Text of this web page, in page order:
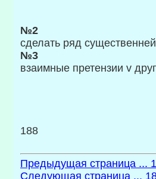
№2
сделать ряд
№3
взаимные претензии v
188
Предыдущая страница ...
Следующая страница ...